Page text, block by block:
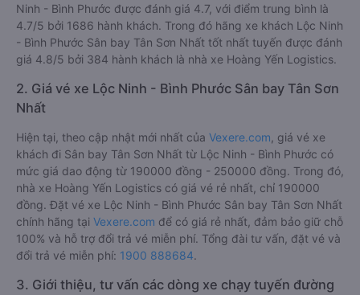
Ninh - Bình Phước được đánh giá 4.7, với điểm trung bình là
4.7/5 bởi 1686 hành khách. Trong đó hãng xe khách Lộc Ninh
- Bình Phước Sân bay Tân Sơn Nhất tốt nhất tuyến được đánh
giá 4.8/5 bởi 384 hành khách là nhà xe Hoàng Yến Logistics.
2. Giá vé xe Lộc Ninh - Bình Phước Sân bay Tân Sơn
Nhất
Hiện tại, theo cập nhật mới nhất của Vexere.com , giá vé xe
khách đi Sân bay Tân Sơn Nhất từ Lộc Ninh - Bình Phước có
mức giá dao động từ 190000 đồng - 250000 đồng. Trong đó,
nhà xe Hoàng Yến Logistics có giá vé rẻ nhất, chỉ 190000
đồng. Đặt vé xe Lộc Ninh - Bình Phước Sân bay Tân Sơn Nhất
chính hãng tại Vexere.com để có giá rẻ nhất, đảm bảo giữ chỗ
100% và hỗ trợ đổi trả vé miễn phí. Tổng đài tư vấn, đặt vé và
đổi trả vé miễn phí: 1900 888684.
3. Giới thiệu, tư vấn các dòng xe chạy tuyến đường